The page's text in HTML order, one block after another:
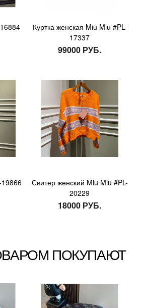
Куртка женская Miu Miu #PL-
17337
99000 РУБ.
Свитер женский Miu Miu #PL-
20229
18000 РУБ.
ПОКУПАЮТ